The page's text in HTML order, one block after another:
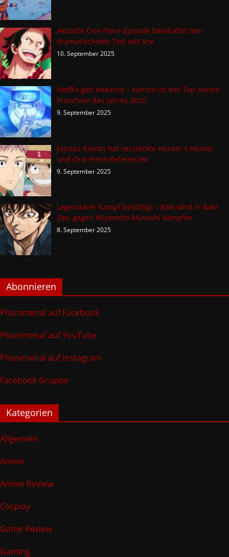
Aktuelle One Piece-Episode beinhaltet den
dramatischsten Tod seit Ace
10. September 2025
Netflix gibt bekannt – Naruto ist das Top Anime-
Franchise des Jahres 2025
9. September 2025
Jujutsu Kaisen hat versteckte Hunter x Hunter
und One Piece-Referenzen
9. September 2025
Legendärer Kampf bestätigt – Baki wird in Baki-
Dou gegen Miyamoto Musashi kämpfen
8. September 2025
Abonnieren
Phanimenal auf Facebook
Phanimenal auf YouTube
Phanimenal auf Instagram
Facebook Gruppe
Kategorien
Allgemein
Anime
Anime Review
Cosplay
Game Review
Gaming